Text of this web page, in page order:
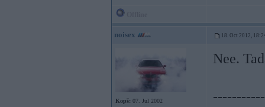
noisex 18. Oct 2012,
Kopš: 07. Jul 2002
Nee.